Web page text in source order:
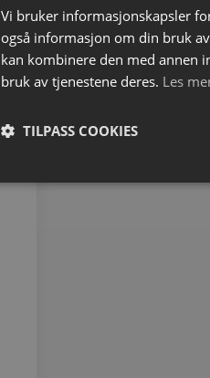
Vi bruker informasjonskapsler
også informasjon om din bruk
kan kombinere den med annen
bruk av tjenestene deres. Les
TILPASS COOKIES